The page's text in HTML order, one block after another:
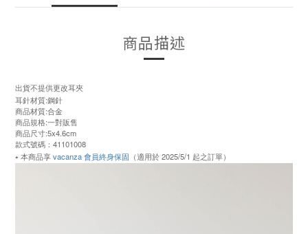
商品描述
出貨不提供更改耳夾
耳針材質:鋼針
商品材質:合金
商品規格:一對販售
商品尺寸:5x4.6cm
款式號碼：41101008
⭑ 本商品享vacanza 會員終身保固 （適用於 2025/5/1 起之訂單）